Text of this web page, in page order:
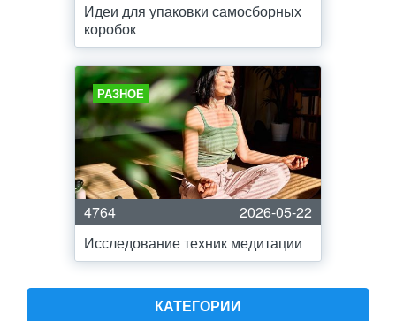
Идеи для упаковки самосборных
коробок
РАЗНОЕ
4764
2026-05-22
Исследование техник медитации
КАТЕГОРИИ